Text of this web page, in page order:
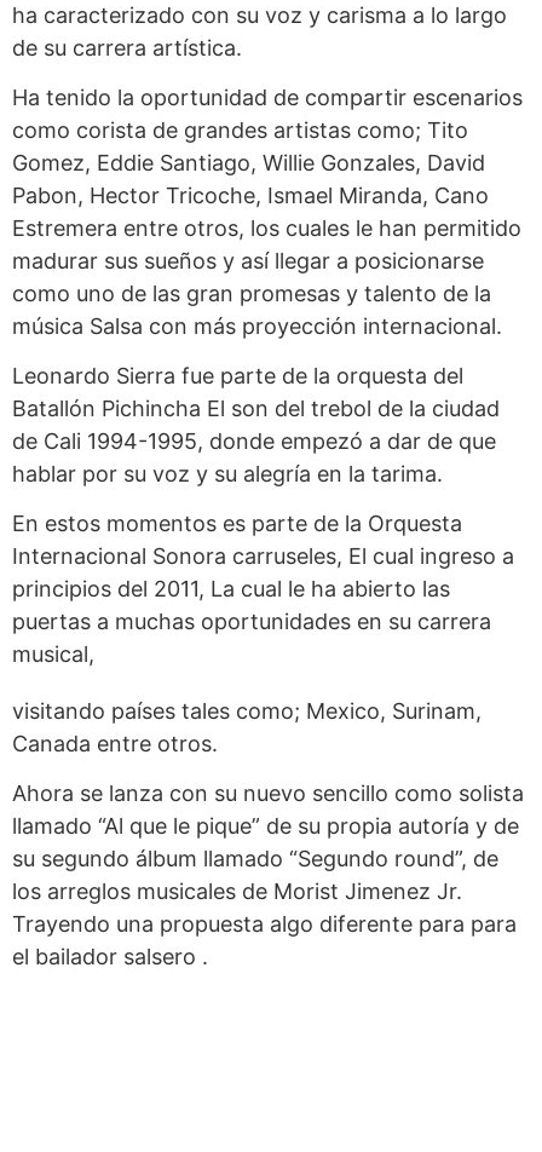
ha caracterizado con su voz y carisma a lo largo
de su carrera artística.
Ha tenido la oportunidad de compartir escenarios
como corista de grandes artistas como; Tito
Gomez, Eddie Santiago, Willie Gonzales, David
Pabon, Hector Tricoche, Ismael Miranda, Cano
Estremera entre otros, los cuales le han permitido
madurar sus sueños y así llegar a posicionarse
como uno de las gran promesas y talento de la
música Salsa con más proyección internacional.
Leonardo Sierra fue parte de la orquesta del
Batallón Pichincha El son del trebol de la ciudad
de Cali 1994-1995, donde empezó a dar de que
hablar por su voz y su alegría en la tarima.
En estos momentos es parte de la Orquesta
Internacional Sonora carruseles, El cual ingreso a
principios del 2011, La cual le ha abierto las
puertas a muchas oportunidades en su carrera
musical,
visitando países tales como; Mexico, Surinam,
Canada entre otros.
Ahora se lanza con su nuevo sencillo como solista
llamado “Al que le pique” de su propia autoría y de
su segundo álbum llamado “Segundo round”, de
los arreglos musicales de Morist Jimenez Jr.
Trayendo una propuesta algo diferente para para
el bailador salsero .